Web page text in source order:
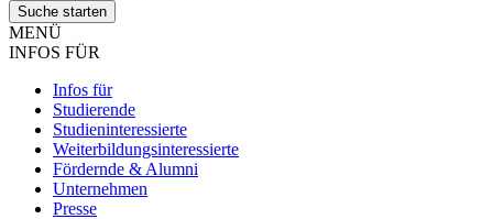
MENÜ
INFOS FÜR
Infos für
Studierende
Studieninteressierte
Weiterbildungsinteressierte
Fördernde & Alumni
Unternehmen
Presse